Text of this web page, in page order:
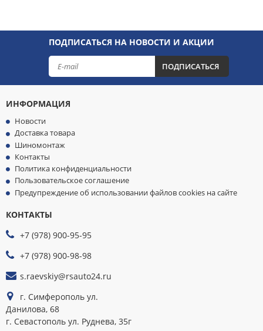
ПОДПИСАТЬСЯ НА НОВОСТИ И АКЦИИ
ПОДПИСАТЬСЯ
ИНФОРМАЦИЯ
Новости
Доставка товара
Шиномонтаж
Контакты
Политика конфиденциальности
Пользовательское соглашение
Предупреждение об использовании файлов cookies на сайте
КОНТАКТЫ
+7 (978) 900-95-95
+7 (978) 900-98-98
s.raevskiy@rsauto24.ru
г. Симферополь ул.
Данилова, 68
г. Севастополь ул. Руднева, 35г